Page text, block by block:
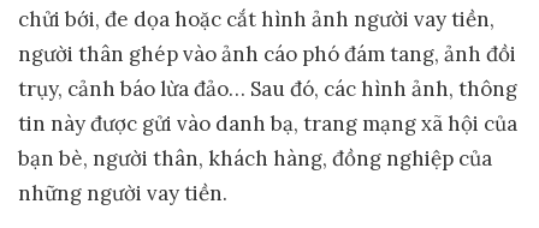
chửi bới, đe dọa hoặc cắt hình ảnh người vay tiền,
người thân ghép vào ảnh cáo phó đám tang, ảnh đồi
trụy, cảnh báo lừa đảo… Sau đó, các hình ảnh, thông
tin này được gửi vào danh bạ, trang mạng xã hội của
bạn bè, người thân, khách hàng, đồng nghiệp của
những người vay tiền.